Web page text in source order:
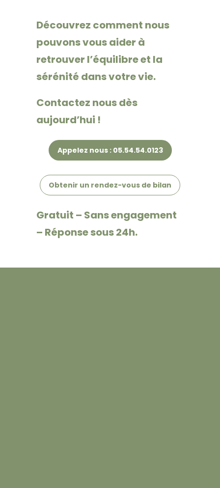
Découvrez comment nous
pouvons vous aider à
retrouver l’équilibre et la
sérénité dans votre vie.
Contactez nous dès
aujourd’hui !
Appelez nous : 05.54.54.0123
Obtenir un rendez-vous de bilan
Gratuit – Sans engagement
– Réponse sous 24h.